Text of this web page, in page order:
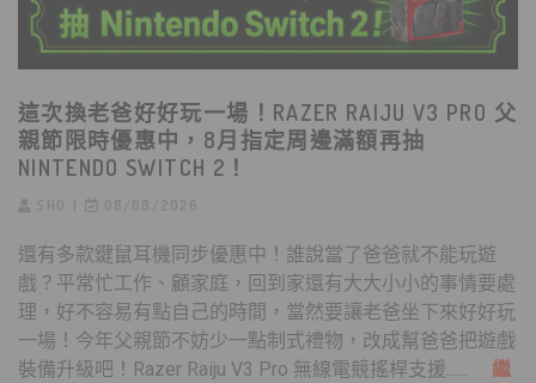
這次換老爸好好玩一場！RAZER RAIJU V3 PRO 父
親節限時優惠中，8月指定周邊滿額再抽
NINTENDO SWITCH 2！
還有多款鍵鼠耳機同步優惠中！誰說當了爸爸就不能玩遊
戲？平常忙工作、顧家庭，回到家還有大大小小的事情要處
理，好不容易有點自己的時間，當然要讓老爸坐下來好好玩
一場！今年父親節不妨少一點制式禮物，改成幫爸爸把遊戲
裝備升級吧！Razer Raiju V3 Pro 無線電競搖桿支援...... 繼